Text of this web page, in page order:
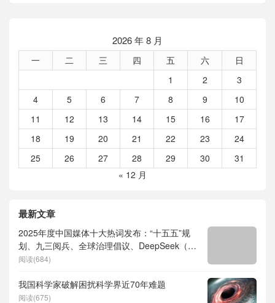
2026 年 8 月
一 二 三 四 五 六
日
1
2
3
4
5 6 7 8 9
10
11
12 13 14 15 16
17
18
19 20 21 22 23
24
25
26 27 28 29 30
31
« 12 月
最新文章
2025年度中国媒体十大热词发布：“十五五”规
划、九三阅兵、全球治理倡议、DeepSeek（深
度求索）、人形机器人、苏超、票根经济、育
阅读(684)
我国科学家破解困扰科学界近70年难题
阅读(675)